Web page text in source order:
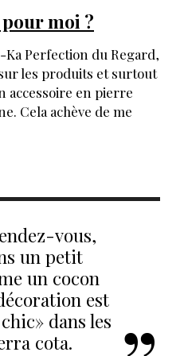
moi ?
Perfection du Regard,
les produits et surtout
accessoire en pierre
Cela achève de me
vous,
un petit
un cocon
est
dans les
cota.